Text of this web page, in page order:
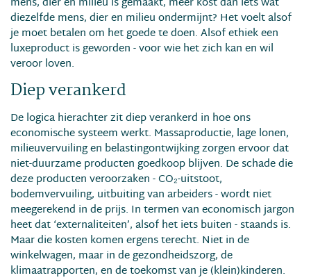
diezelfde mens, dier en milieu ondermijnt? Het voelt alsof
je moet betalen om het goede te doen. Alsof ethiek een
luxeproduct is geworden - voor wie het zich kan en wil
veroor loven.
Diep verankerd
De logica hierachter zit diep verankerd in hoe ons
economische systeem werkt. Massaproductie, lage lonen,
milieuvervuiling en belastingontwijking zorgen ervoor dat
niet-duurzame producten goedkoop blijven. De schade die
deze producten veroorzaken - CO₂-uitstoot,
bodemvervuiling, uitbuiting van arbeiders - wordt niet
meegerekend in de prijs. In termen van economisch jargon
heet dat ‘externaliteiten’, alsof het iets buiten - staands is.
Maar die kosten komen ergens terecht. Niet in de
winkelwagen, maar in de gezondheidszorg, de
klimaatrapporten, en de toekomst van je (klein)kinderen.